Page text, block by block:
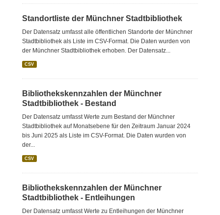
Standortliste der Münchner Stadtbibliothek
Der Datensatz umfasst alle öffentlichen Standorte der Münchner
Stadtbibliothek als Liste im CSV-Format. Die Daten wurden von
der Münchner Stadtbibliothek erhoben. Der Datensatz...
CSV
Bibliothekskennzahlen der Münchner
Stadtbibliothek - Bestand
Der Datensatz umfasst Werte zum Bestand der Münchner
Stadtbibliothek auf Monatsebene für den Zeitraum Januar 2024
bis Juni 2025 als Liste im CSV-Format. Die Daten wurden von
der...
CSV
Bibliothekskennzahlen der Münchner
Stadtbibliothek - Entleihungen
Der Datensatz umfasst Werte zu Entleihungen der Münchner